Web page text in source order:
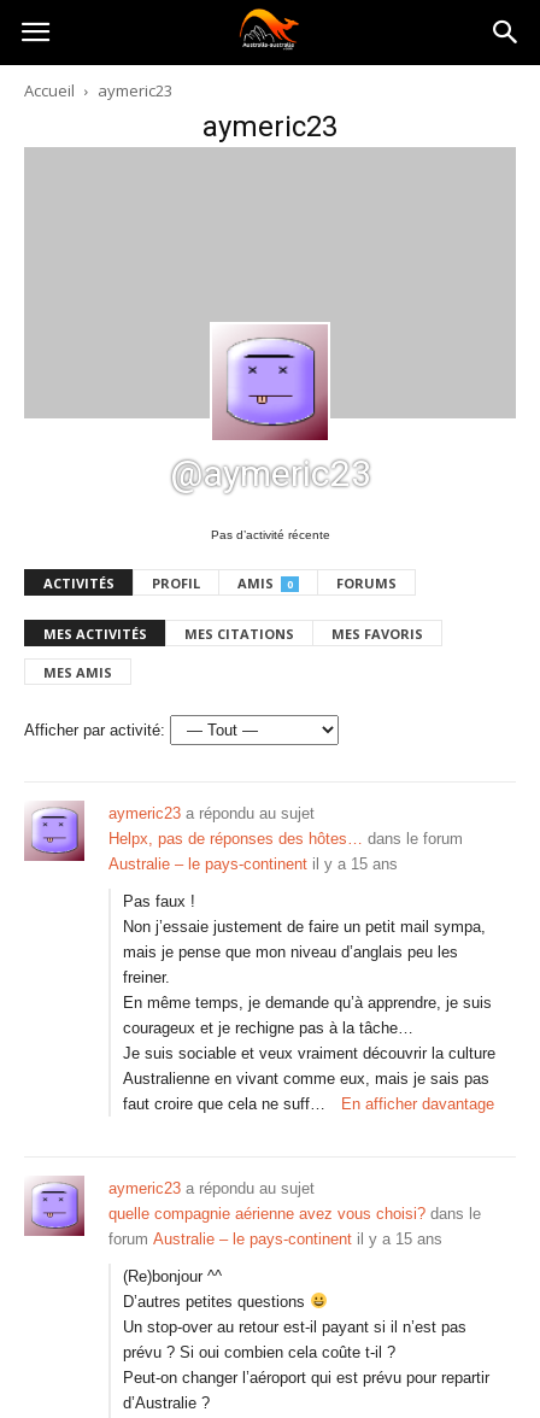
Australia-
australie.com
Accueil aymeric23
aymeric23
@aymeric23
Pas d’activité récente
ACTIVITÉS PROFIL AMIS 0 FORUMS
MES ACTIVITÉS MES CITATIONS MES FAVORIS
MES AMIS
Afficher par activité:
aymeric23 a répondu au sujet
Helpx, pas de réponses des hôtes… dans le forum
Australie – le pays-continent il y a 15 ans
Pas faux !
Non j’essaie justement de faire un petit mail sympa,
mais je pense que mon niveau d’anglais peu les
freiner.
En même temps, je demande qu’à apprendre, je suis
courageux et je rechigne pas à la tâche…
Je suis sociable et veux vraiment découvrir la culture
Australienne en vivant comme eux, mais je sais pas
faut croire que cela ne suff…
En afficher davantage
aymeric23 a répondu au sujet
quelle compagnie aérienne avez vous choisi? dans le
forum Australie – le pays-continent il y a 15 ans
(Re)bonjour ^^
D’autres petites questions
Un stop-over au retour est-il payant si il n’est pas
prévu ? Si oui combien cela coûte t-il ?
Peut-on changer l’aéroport qui est prévu pour repartir
d’Australie ?